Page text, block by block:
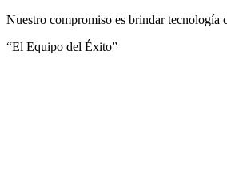
Nuestro compromiso es brindar tecnología
“El Equipo del Éxito”